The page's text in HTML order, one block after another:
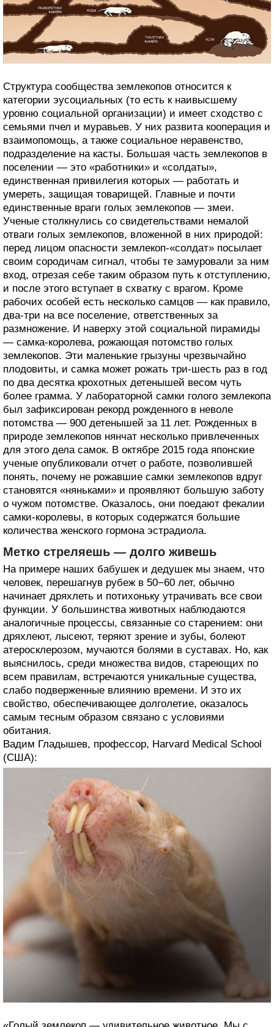
Структура сообщества землекопов относится к
категории эусоциальных (то есть к наивысшему
уровню социальной организации) и имеет сходство с
семьями пчел и муравьев. У них развита кооперация и
взаимопомощь, а также социальное неравенство,
подразделение на касты. Большая часть землекопов в
поселении — это «работники» и «солдаты»,
единственная привилегия которых — работать и
умереть, защищая товарищей. Главные и почти
единственные враги голых землекопов — змеи.
Ученые столкнулись со свидетельствами немалой
отваги голых землекопов, вложенной в них природой:
перед лицом опасности землекоп-«солдат» посылает
своим сородичам сигнал, чтобы те замуровали за ним
вход, отрезая себе таким образом путь к отступлению,
и после этого вступает в схватку с врагом. Кроме
рабочих особей есть несколько самцов — как правило,
два-три на все поселение, ответственных за
размножение. И наверху этой социальной пирамиды
— самка-королева, рожающая потомство голых
землекопов. Эти маленькие грызуны чрезвычайно
плодовиты, и самка может рожать три-шесть раз в год
по два десятка крохотных детенышей весом чуть
более грамма. У лабораторной самки голого землекопа
был зафиксирован рекорд рожденного в неволе
потомства — 900 детенышей за 11 лет. Рожденных в
природе землекопов нянчат несколько привлеченных
для этого дела самок. В октябре 2015 года японские
ученые опубликовали отчет о работе, позволившей
понять, почему не рожавшие самки землекопов вдруг
становятся «няньками» и проявляют большую заботу
о чужом потомстве. Оказалось, они поедают фекалии
самки-королевы, в которых содержатся большие
количества женского гормона эстрадиола.
Метко стреляешь — долго живешь
На примере наших бабушек и дедушек мы знаем, что
человек, перешагнув рубеж в 50−60 лет, обычно
начинает дряхлеть и потихоньку утрачивать все свои
функции. У большинства животных наблюдаются
аналогичные процессы, связанные со старением: они
дряхлеют, лысеют, теряют зрение и зубы, болеют
атеросклерозом, мучаются болями в суставах. Но, как
выяснилось, среди множества видов, стареющих по
всем правилам, встречаются уникальные существа,
слабо подверженные влиянию времени. И это их
свойство, обеспечивающее долголетие, оказалось
самым тесным образом связано с условиями
обитания.
Вадим Гладышев, профессор, Harvard Medical School
(США):